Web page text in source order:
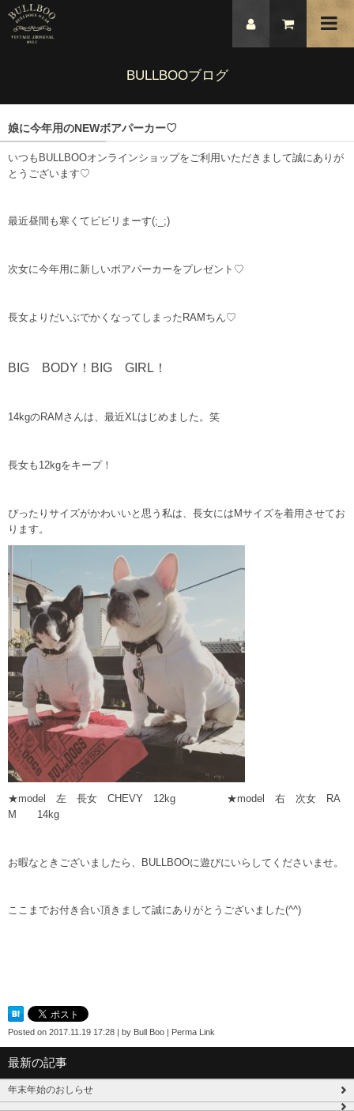
BULLBOOブログ
娘に今年用のNEWボアパーカー♡
いつもBULLBOOオンラインショップをご利用いただきまして誠にありが
とうございます♡
最近昼間も寒くてビビリまーす(;_;)
次女に今年用に新しいボアパーカーをプレゼント♡
長女よりだいぶでかくなってしまったRAMちん♡
BIG BODY！BIG GIRL！
14kgのRAMさんは、最近XLはじめました。笑
長女も12kgをキープ！
ぴったりサイズがかわいいと思う私は、長女にはMサイズを着用させてお
ります。
★model 左 長女 CHEVY 12kg ★model 右 次女 RA
M 14kg
お暇なときございましたら、BULLBOOに遊びにいらしてくださいませ。
ここまでお付き合い頂きまして誠にありがとうございました(^^)
Posted on 2017.11.19 17:28 | by Bull Boo | Perma Link
最新の記事
年末年始のおしらせ